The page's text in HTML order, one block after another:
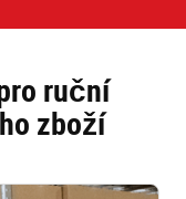
ruční
zboží